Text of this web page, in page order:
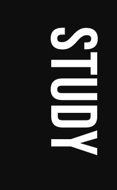
study